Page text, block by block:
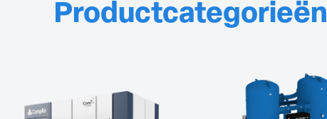
Productcategorieën